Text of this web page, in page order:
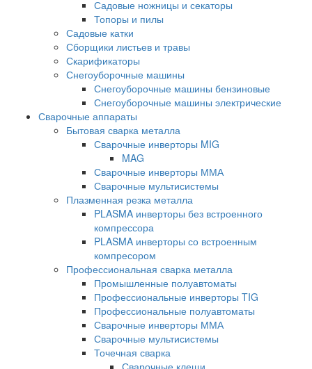
Садовые ножницы и секаторы
Топоры и пилы
Садовые катки
Сборщики листьев и травы
Скарификаторы
Снегоуборочные машины
Снегоуборочные машины бензиновые
Снегоуборочные машины электрические
Сварочные аппараты
Бытовая сварка металла
Сварочные инверторы MIG
MAG
Сварочные инверторы ММА
Сварочные мультисистемы
Плазменная резка металла
PLASMA инверторы без встроенного
компрессора
PLASMA инверторы со встроенным
компресором
Профессиональная сварка металла
Промышленные полуавтоматы
Профессиональные инверторы TIG
Профессиональные полуавтоматы
Сварочные инверторы ММА
Сварочные мультисистемы
Точечная сварка
Сварочные клещи